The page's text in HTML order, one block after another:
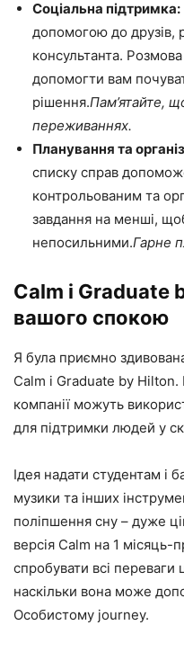
Соціальна підтримка:
допомогою до друзів,
консультанта.
допомогти вам
рішення.Пам’ятайте,
переживаннях.
Планування та
списку справ
контрольованим та
завдання на менші,
непосильними.Гарне
Calm і Graduate
вашого спокою
Я була приємно
Calm і Graduate by
компанії можуть
для підтримки людей у
Ідея надати студентам і
музики та інших
поліпшення сну – дуже
версія Calm на 1 місяць-
спробувати всі переваги
наскільки вона може
Особистому journey.